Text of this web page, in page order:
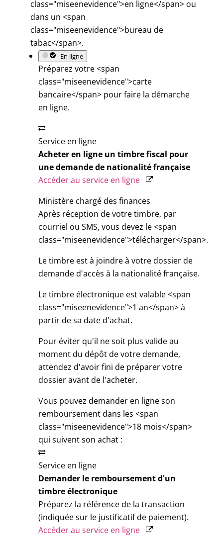
class="miseenevidence">en ligne</span> ou
dans un <span
class="miseenevidence">bureau de
tabac</span>.
En ligne
Préparez votre <span
class="miseenevidence">carte
bancaire</span> pour faire la démarche
en ligne.
Service en ligne
Acheter en ligne un timbre fiscal pour
une demande de nationalité française
Accéder au service en ligne
Ministère chargé des finances
Après réception de votre timbre, par
courriel ou SMS, vous devez le <span
class="miseenevidence">télécharger</span>.
Le timbre est à joindre à votre dossier de
demande d'accès à la nationalité française.
Le timbre électronique est valable <span
class="miseenevidence">1 an</span> à
partir de sa date d'achat.
Pour éviter qu'il ne soit plus valide au
moment du dépôt de votre demande,
attendez d'avoir fini de préparer votre
dossier avant de l'acheter.
Vous pouvez demander en ligne son
remboursement dans les <span
class="miseenevidence">18 mois</span>
qui suivent son achat :
Service en ligne
Demander le remboursement d'un
timbre électronique
Préparez la référence de la transaction
(indiquée sur le justificatif de paiement).
Accéder au service en ligne